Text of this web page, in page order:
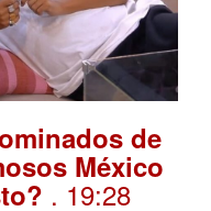
de
México
. 19:28